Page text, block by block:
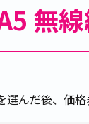
無
んだ後、価